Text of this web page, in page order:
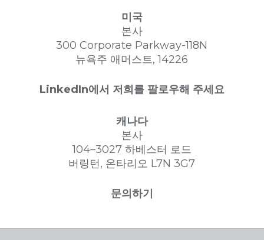
미국
본사
300 Corporate Parkway-118N
뉴욕주 애머스트, 14226
LinkedIn에서 저희를 팔로우해 주세요
캐나다
본사
104–3027 하베스터 로드
버링턴, 온타리오 L7N 3G7
문의하기